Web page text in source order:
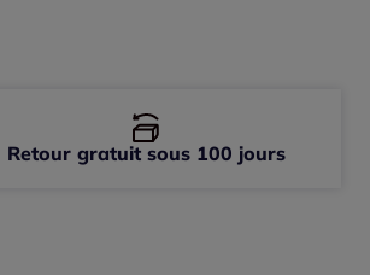
Retour gratuit sous 100 jours